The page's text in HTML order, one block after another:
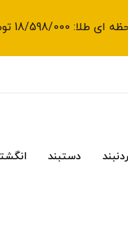
طلا: 18/598/000 تومان
دستبند